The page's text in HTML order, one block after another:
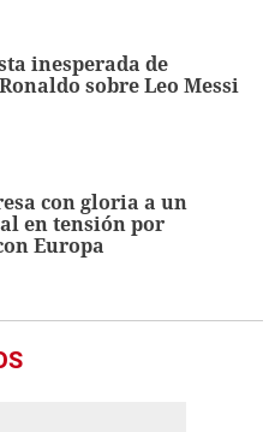
inesperada de
sobre Leo Messi
con gloria a un
en tensión por
Europa